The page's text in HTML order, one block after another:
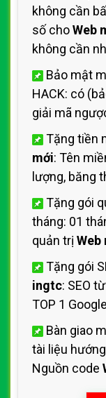
không cần
số choWeb
không cần
Bảo mật
HACK: có
giải mã
Tặng tiền
mới: Tên
lượng, băng
Tặng gói
tháng: 01
quản trị Web
Tặng gói
ingtc: SEO
TOP 1
Bàn giao
tài liệu
Nguồn code